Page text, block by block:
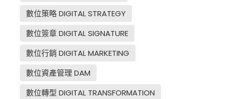
數位策略 DIGITAL STRATEGY
數位簽章 DIGITAL SIGNATURE
數位行銷 DIGITAL MARKETING
數位資產管理 DAM
數位轉型 DIGITAL TRANSFORMATION